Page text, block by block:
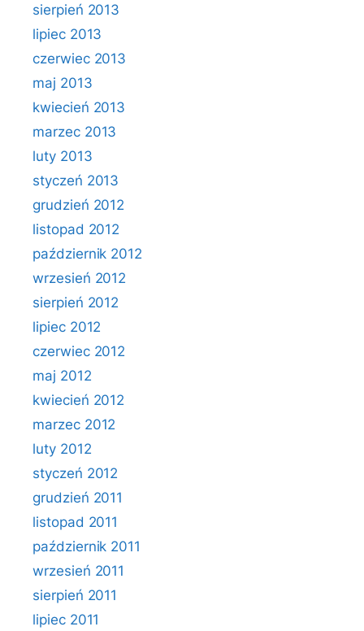
sierpień 2013
lipiec 2013
czerwiec 2013
maj 2013
kwiecień 2013
marzec 2013
luty 2013
styczeń 2013
grudzień 2012
listopad 2012
październik 2012
wrzesień 2012
sierpień 2012
lipiec 2012
czerwiec 2012
maj 2012
kwiecień 2012
marzec 2012
luty 2012
styczeń 2012
grudzień 2011
listopad 2011
październik 2011
wrzesień 2011
sierpień 2011
lipiec 2011